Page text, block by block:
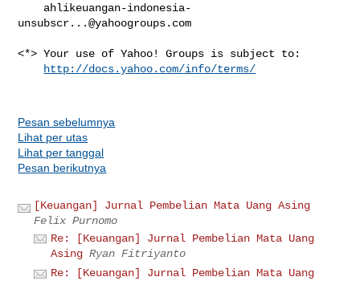
ahlikeuangan-indonesia-
unsubscr...@yahoogroups.com
<*> Your use of Yahoo! Groups is subject to:
http://docs.yahoo.com/info/terms/
Pesan sebelumnya
Lihat per utas
Lihat per tanggal
Pesan berikutnya
[Keuangan] Jurnal Pembelian Mata Uang Asing
Felix Purnomo
Re: [Keuangan] Jurnal Pembelian Mata Uang
Asing Ryan Fitriyanto
Re: [Keuangan] Jurnal Pembelian Mata Uang